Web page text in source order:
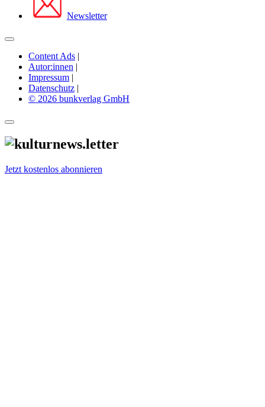
Newsletter
Content Ads |
Autor:innen |
Impressum |
Datenschutz |
© 2026 bunkverlag GmbH
Jetzt kostenlos abonnieren